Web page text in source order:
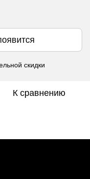
скидки
К сравнению